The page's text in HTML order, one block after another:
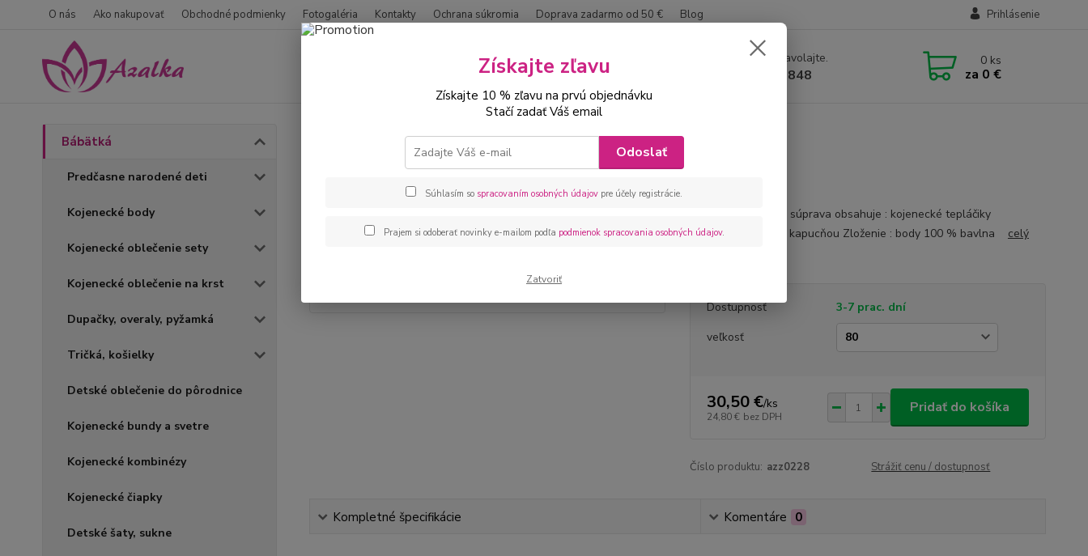
O nás Ako nakupovať Obchodné podmienky Fotogaléria Kontakty Ochrana súkromia Doprava zadarmo od 50 € Blog Prihlásenie
Hľadať Neviete si rady? Zavolajte.
00421 905 612848
0 ks
za 0 €
Bábätká
Predčasne narodené deti
Kojenecké body
Kojenecké oblečenie sety
Kojenecké oblečenie na krst
Dupačky, overaly, pyžamká
Tričká, košielky
Detské oblečenie do pôrodnice
Kojenecké bundy a svetre
Kojenecké kombinézy
Kojenecké čiapky
Detské šaty, sukne
Kojenecká 2 dielna súprava caffe latte
Kojenecká 2 dielna súprava obsahuje : kojenecké tepláčiky
kojenecká mikina s kapucňou Zloženie : body 100 % bavlna celý
Dostupnosť
3-7 prac. dní
veľkosť
30,50 €/ks
24,80 € bez DPH
Pridať do košíka
Číslo produktu: azz0228 Strážiť cenu / dostupnosť
Kompletné špecifikácie Komentáre 0
Získajte zľavu
Získajte 10 % zľavu na prvú objednávku
Stačí zadať Váš email
Odoslať
Súhlasím so spracovaním osobných údajov pre účely registrácie.
Prajem si odoberať novinky e-mailom podľa podmienok spracovania osobných údajov.
Zatvoriť